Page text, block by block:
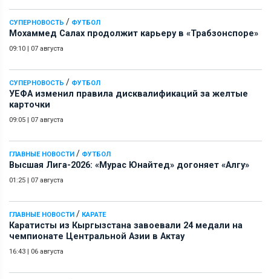
СУПЕРНОВОСТЬ / ФУТБОЛ
Мохаммед Салах продолжит карьеру в «Трабзонспоре»
09:10 | 07 августа
СУПЕРНОВОСТЬ / ФУТБОЛ
УЕФА изменил правила дисквалификаций за желтые
карточки
09:05 | 07 августа
ГЛАВНЫЕ НОВОСТИ / ФУТБОЛ
Высшая Лига-2026: «Мурас Юнайтед» догоняет «Алгу»
01:25 | 07 августа
ГЛАВНЫЕ НОВОСТИ / КАРАТЕ
Каратисты из Кыргызстана завоевали 24 медали на
чемпионате Центральной Азии в Актау
16:43 | 06 августа